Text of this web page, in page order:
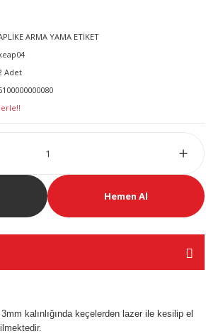
ARMA YAMA ETİKET
Adet
Hemen Al
kalınlığında keçelerden lazer ile kesilip el